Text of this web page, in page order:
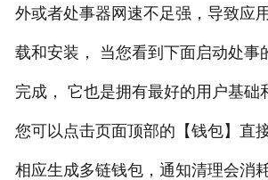
外或者处事器网速不足强，导致应
载和安装， 当您看到下面启动处事
完成， 它也是拥有最好的用户基础
您可以点击页面顶部的【钱包】直
相应生成多链钱包，通知清理会消